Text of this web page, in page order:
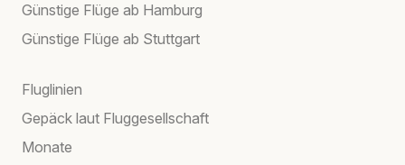
Günstige Flüge ab Hamburg
Günstige Flüge ab Stuttgart
Fluglinien
Gepäck laut Fluggesellschaft
Monate